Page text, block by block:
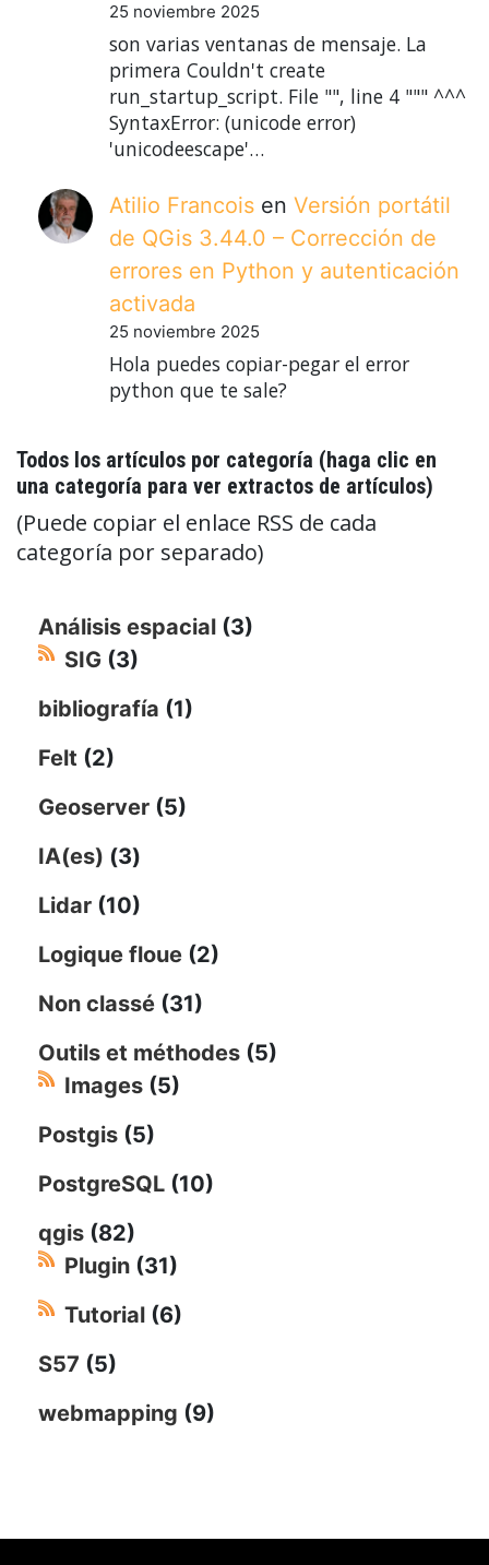
25 noviembre 2025
son varias ventanas de mensaje. La
primera Couldn't create
run_startup_script. File "", line 4 """ ^^^
SyntaxError: (unicode error)
'unicodeescape'…
Atilio Francois en Versión portátil
de QGis 3.44.0 – Corrección de
errores en Python y autenticación
activada
25 noviembre 2025
Hola puedes copiar-pegar el error
python que te sale?
Todos los artículos por categoría (haga clic en
una categoría para ver extractos de artículos)
(Puede copiar el enlace RSS de cada
categoría por separado)
Análisis espacial (3)
SIG (3)
bibliografía (1)
Felt (2)
Geoserver (5)
IA(es) (3)
Lidar (10)
Logique floue (2)
Non classé (31)
Outils et méthodes (5)
Images (5)
Postgis (5)
PostgreSQL (10)
qgis (82)
Plugin (31)
Tutorial (6)
S57 (5)
webmapping (9)